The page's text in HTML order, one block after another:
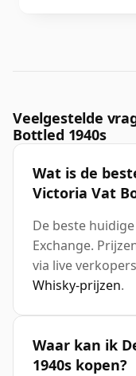
Veelgestelde
Bottled 1940s
Wat is de
Victoria Vat
De beste
Exchange.
via live
Whisky-prijzen.
Waar kan ik
1940s kopen?